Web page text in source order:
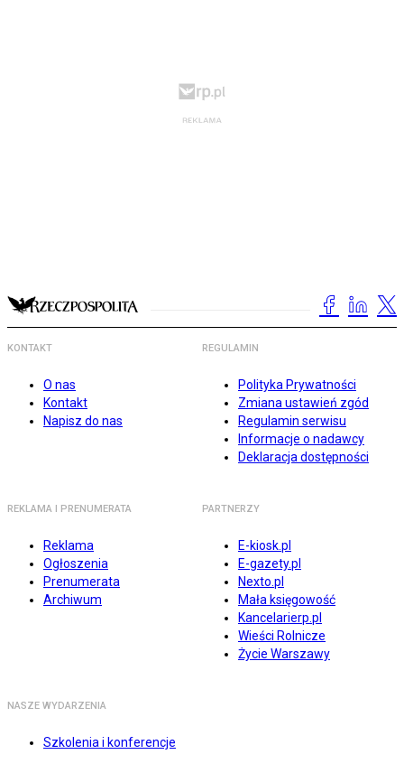
KONTAKT
O nas
Kontakt
Napisz do nas
REGULAMIN
Polityka Prywatności
Zmiana ustawień zgód
Regulamin serwisu
Informacje o nadawcy
Deklaracja dostępności
REKLAMA I PRENUMERATA
Reklama
Ogłoszenia
Prenumerata
Archiwum
PARTNERZY
E-kiosk.pl
E-gazety.pl
Nexto.pl
Mała księgowość
Kancelarierp.pl
Wieści Rolnicze
Życie Warszawy
NASZE WYDARZENIA
Szkolenia i konferencje